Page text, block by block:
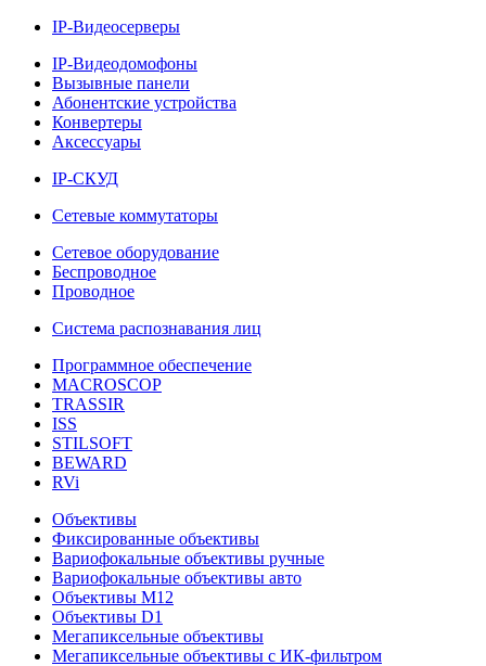
IP-Видеосерверы
IP-Видеодомофоны
Вызывные панели
Абонентские устройства
Конвертеры
Аксессуары
IP-СКУД
Сетевые коммутаторы
Сетевое оборудование
Беспроводное
Проводное
Система распознавания лиц
Программное обеспечение
MACROSCOP
TRASSIR
ISS
STILSOFT
BEWARD
RVi
Объективы
Фиксированные объективы
Вариофокальные объективы ручные
Вариофокальные объективы авто
Объективы М12
Объективы D1
Мегапиксельные объективы
Мегапиксельные объективы с ИК-фильтром